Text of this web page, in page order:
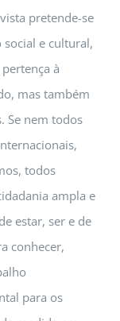
pretende-se
social e cultural,
à
mas também
Se nem todos
todos
ampla e
estar, ser e de
conhecer,
para os